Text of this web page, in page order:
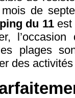
de
du 11est
l’occasion
plages
des